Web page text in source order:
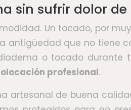
sin sufrir dolor de
Un tocado, por
antigüedad que no
o tocado durante
profesional.
artesanal de buena